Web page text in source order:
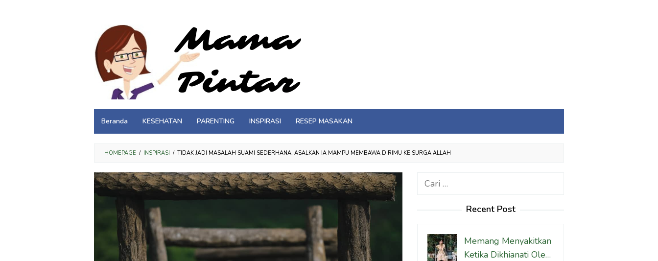
konten
Beranda KESEHATAN PARENTING INSPIRASI RESEP MASAKAN
HOMEPAGE / INSPIRASI / TIDAK JADI MASALAH SUAMI SEDERHANA, ASALKAN IA MAMPU MEMBAWA DIRIMU KE SURGA ALLAH
Cari
Recent Post
Memang Menyakitkan
Ketika Dikhianati Ole…